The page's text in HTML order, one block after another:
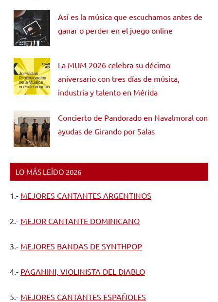
Así es la música que escuchamos antes de
ganar o perder en el juego online
La MUM 2026 celebra su décimo
aniversario con tres días de música,
industria y talento en Mérida
Concierto de Pandorado en Navalmoral con
ayudas de Girando por Salas
LO MÁS LEÍDO 2026
1.- MEJORES CANTANTES ARGENTINOS
2.- MEJOR CANTANTE DOMINICANO
3.- MEJORES BANDAS DE SYNTHPOP
4.- PAGANINI, VIOLINISTA DEL DIABLO
5.- MEJORES CANTANTES ESPAÑOLES